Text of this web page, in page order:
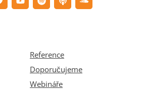
Reference
Doporučujeme
Webináře